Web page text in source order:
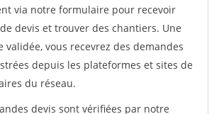
via notre formulaire pour recevoir
devis et trouver des chantiers. Une
validée, vous recevrez des demandes
depuis les plateformes et sites de
du réseau.
devis sont vérifiées par notre